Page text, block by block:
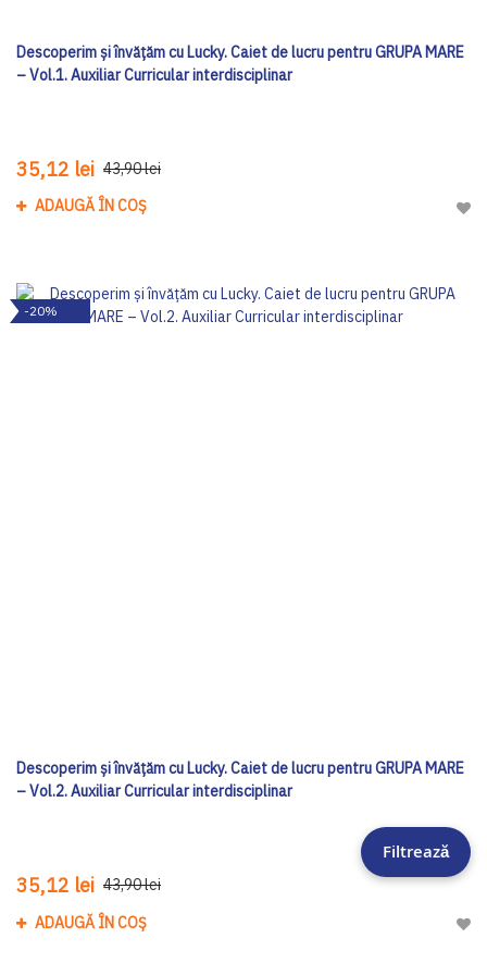
Descoperim și învățăm cu Lucky. Caiet de lucru pentru GRUPA MARE
– Vol.1. Auxiliar Curricular interdisciplinar
35,12 lei 43,90 lei
ADAUGĂ ÎN COȘ
-20%
Descoperim și învățăm cu Lucky. Caiet de lucru pentru GRUPA MARE
– Vol.2. Auxiliar Curricular interdisciplinar
35,12 lei 43,90 lei
ADAUGĂ ÎN COȘ
Filtrează